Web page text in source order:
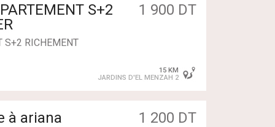
1 900 DT
S+2 RICHEMENT
appartement S+2
15 KM
JARDINS D'EL MENZAH 2
1 200 DT